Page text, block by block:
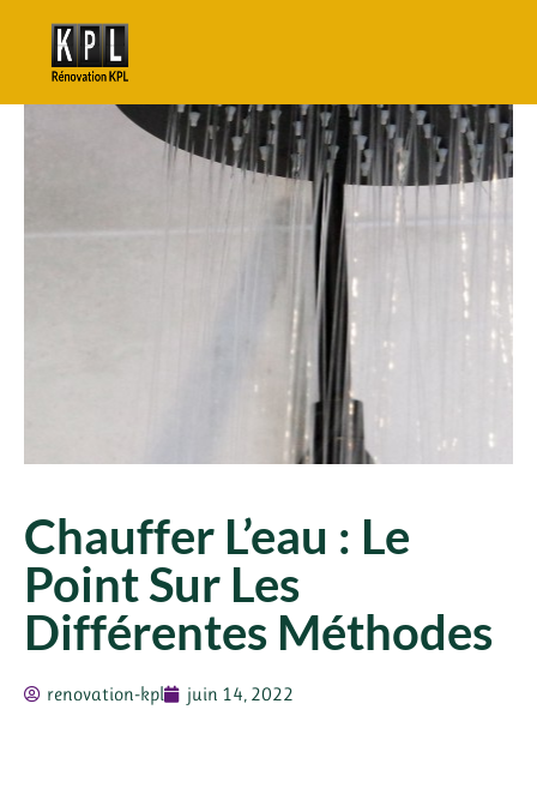
Chauffer L’eau : Le
Point Sur Les
Différentes Méthodes
renovation-kpl juin 14, 2022